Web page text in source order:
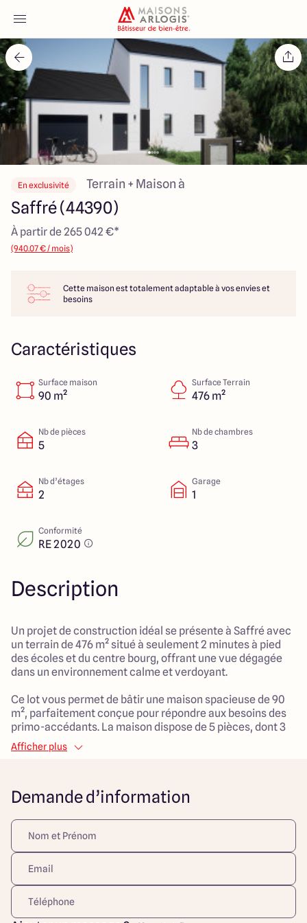
Accueil
Nos maisons
Nos annonces
Votre projet
Qui sommes-nous
Maisons ARLOGIS Nantes
4.7 4.7
En exclusivité Terrain + Maison à
Saffré (44390)
À partir de 265 042 €*
(940.07 € / mois)
Cette maison est totalement adaptable à vos envies et
besoins
Caractéristiques
Surface maison
90 m²
Surface Terrain
476 m²
Nb de pièces
5
Nb de chambres
3
Nb d’étages
2
Garage
1
Conformité
RE 2020
Description
Un projet de construction idéal se présente à Saffré avec
un terrain de 476 m² situé à seulement 2 minutes à pied
des écoles et du centre bourg, offrant une vue dégagée
dans un environnement calme et verdoyant.
Ce lot vous permet de bâtir une maison spacieuse de 90
m², parfaitement conçue pour répondre aux besoins des
primo-accédants. La maison dispose de 5 pièces, dont 3
chambres confortables et un salon généreux de 37 m²,
idéal pour les moments en famille ou entre amis.
de charme à votre futur foyer, parfaitement situé pour un
accès facile à toutes les commodités que la ville a à offrir.
Ce projet garantit un rapport qualité-prix exceptionnel
pour débuter votre vie dans un cadre agréable et
fonctionnel.
Découvrez toutes nos offres et réalisations ARLOGIS sur
notre site Internet. Visuel d'illustration. Le modèle est
Afficher plus
Demande d’information